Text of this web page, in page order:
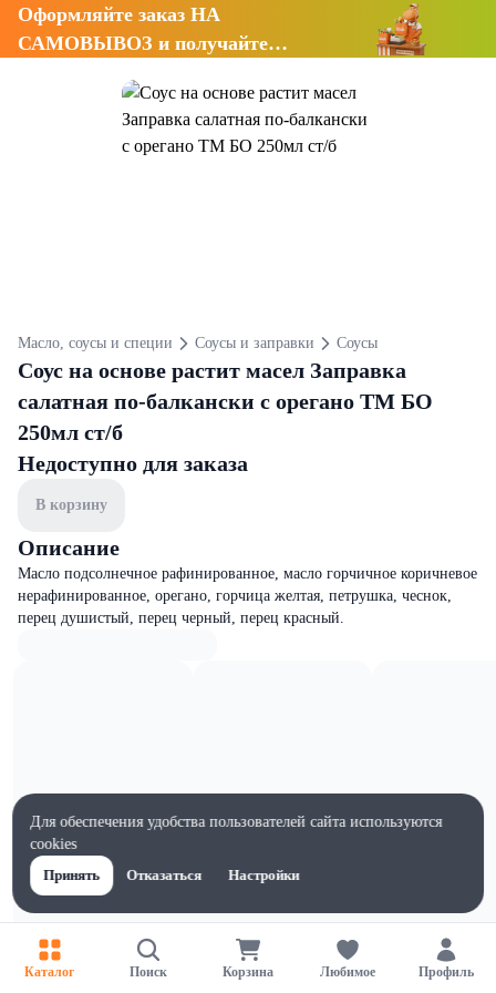
Оформляйте заказ НА
САМОВЫВОЗ и получайте
Масло, соусы и специи Соусы и заправки Соусы
Соус на основе растит масел Заправка
салатная по-балкански с орегано ТМ БО
250мл ст/б
Недоступно для заказа
В корзину
Описание
Масло подсолнечное рафинированное, масло горчичное коричневое
нерафинированное, орегано, горчица желтая, петрушка, чеснок,
перец душистый, перец черный, перец красный.
Каталог Поиск Корзина Любимое Профиль
Для обеспечения удобства пользователей сайта используются
cookies
Принять
Отказаться Настройки